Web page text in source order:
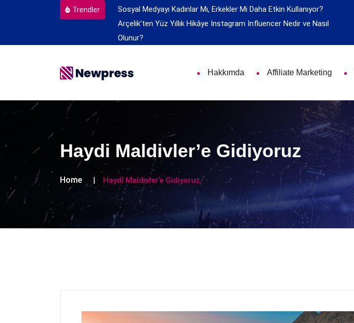
Trendler
Sosyal Medyayı Kadınlar Mı, Erkekler Mi Daha Etkin Kullanıyor?
Arçelik’ten Yüz Yıllık Hikâye Instagram Influencer Nedir ve Nasıl
Olunur?
Hakkımda Affiliate Marketing
Haydi Maldivler’e Gidiyoruz
Home Haydi Maldivler’e Gidiyoruz